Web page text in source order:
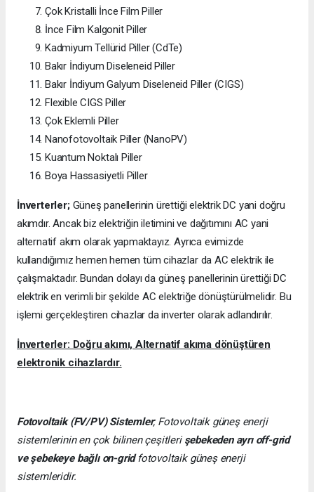
Çok Kristalli İnce Film Piller
İnce Film Kalgonit Piller
Kadmiyum Tellürid Piller (CdTe)
Bakır İndiyum Diseleneid Piller
Bakır İndiyum Galyum Diseleneid Piller (CIGS)
Flexible CIGS Piller
Çok Eklemli Piller
Nanofotovoltaik Piller (NanoPV)
Kuantum Noktalı Piller
Boya Hassasiyetli Piller
İnverterler;Güneş panellerinin ürettiği elektrik DC yani doğru
akımdır. Ancak biz elektriğin iletimini ve dağıtımını AC yani
alternatif akım olarak yapmaktayız. Ayrıca evimizde
kullandığımız hemen hemen tüm cihazlar da AC elektrik ile
çalışmaktadır. Bundan dolayı da güneş panellerinin ürettiği DC
elektrik en verimli bir şekilde AC elektriğe dönüştürülmelidir. Bu
işlemi gerçekleştiren cihazlar da inverter olarak adlandırılır.
İnverterler: Doğru akımı, Alternatif akıma dönüştüren
elektronik cihazlardır.
Fotovoltaik (FV/PV) Sistemler; Fotovoltaik güneş enerji
sistemlerinin en çok bilinen çeşitleri şebekeden ayrı off-grid
ve şebekeye bağlı on-gridfotovoltaik güneş enerji
sistemleridir.